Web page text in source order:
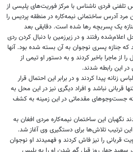
تلفنی فردی ناشناس با مرکز فوریت‌های پلیسی از
آدرس ساختمانی نیمه‌کاره در منطقه پردیس را
جنازه یک پسربچه رها شده است. دقایقی بعد
207 تهران به محل اعلام‌شده رفتند و در زیرزمین با دنبال کردن ردی
جنازه پسری نوجوان به آن بسته شده بود. آنها
از ماجرا باخبر کردند و به دستور او تیمی از
این رابطه شدند.
زنانه پیدا کردند و در برابر این احتمال قرار
قربانی نباشد و افراد دیگری نیز در این محل به
جست‌وجوهای مقدماتی در این زمینه به کشف
نگهبان این ساختمان نیمه‌کاره مردی افغان به
ترتیب تلاش‌ها برای دستگیری وی آغاز شد.
قربانی را نیز فاش کردند و فهمیدند او نوجوان